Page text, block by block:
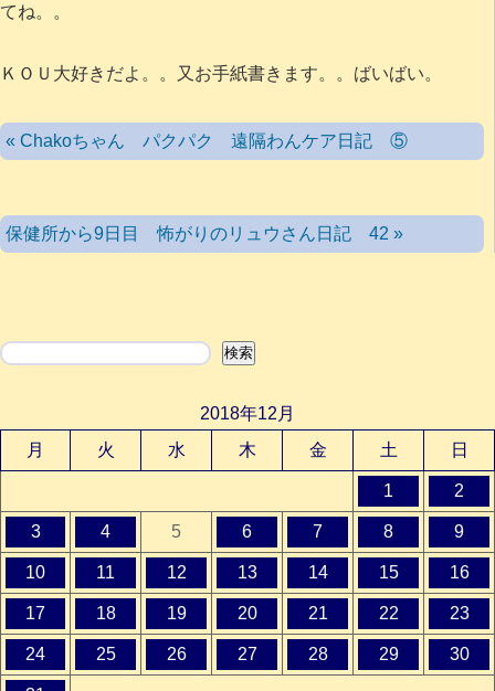
てね。。
ＫＯＵ大好きだよ。。又お手紙書きます。。ばいばい。
« Chakoちゃん パクパク 遠隔わんケア日記 ⑤
保健所から9日目 怖がりのリュウさん日記 42 »
検索 検索
2018年12月
月
火 水 木 金 土 日
1 2
3 4 5 6 7 8 9
10 11 12 13 14 15 16
17 18 19 20 21 22 23
24 25 26 27 28 29 30